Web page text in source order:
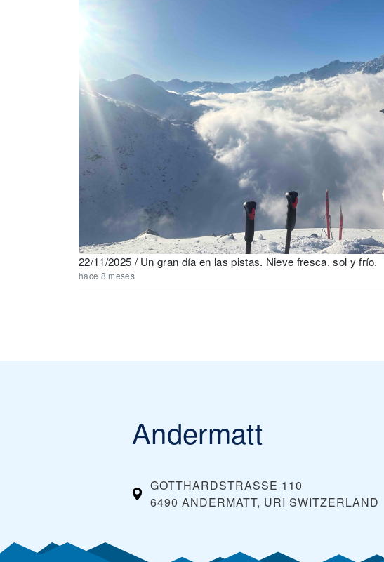
22/11/2025 / Un gran día en las pistas. Nieve fresca, sol y frío.
hace 8 meses
Andermatt
GOTTHARDSTRASSE 110
6490 ANDERMATT, URI SWITZERLAND